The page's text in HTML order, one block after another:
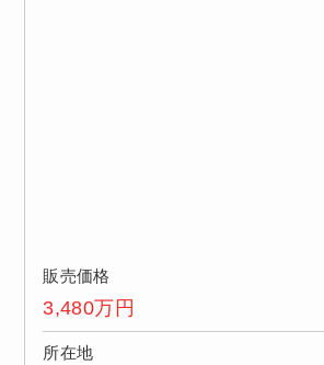
販売価格
3,480万円
所在地